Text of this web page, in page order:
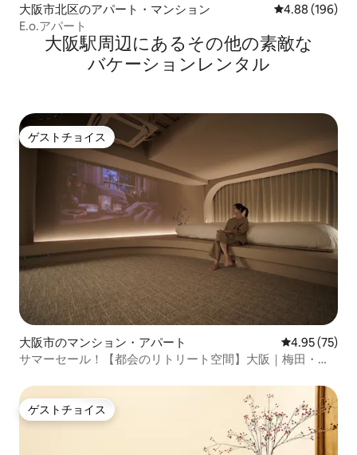
大阪市北区のアパート・マンション レビュー196
4.88 (196)
E.o.アパート
大阪駅⁠周⁠辺⁠に⁠あ⁠るそ⁠の⁠他⁠の素⁠敵⁠な
バ⁠ケ⁠ー⁠シ⁠ョ⁠ン⁠レ⁠ン⁠タ⁠ル
ゲストチョイス
ゲストチョイス
大阪市のマンション・アパート レビュー75
4.95 (75)
サマーセール！【都会のリトリート空間】大阪｜梅田・難
ゲストチョイス
ゲストチョイス